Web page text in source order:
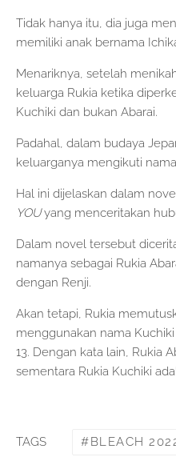
Tidak hanya itu, dia juga
memiliki anak bernama
Menariknya, setelah
keluarga Rukia ketika
Kuchiki dan bukan Abarai.
Padahal, dalam budaya
keluarganya mengikuti
Hal ini dijelaskan dalam
YOUyang menceritakan
Dalam novel tersebut
namanya sebagai Rukia
dengan Renji.
Akan tetapi, Rukia
menggunakan nama
13. Dengan kata lain, Rukia
sementara Rukia Kuchiki
TAGS BLEACH